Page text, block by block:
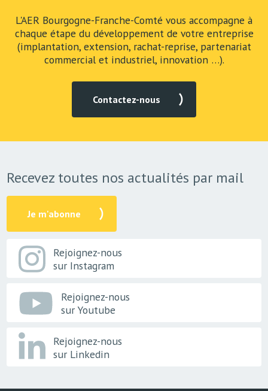
L'AER Bourgogne-Franche-Comté vous accompagne à
chaque étape du développement de votre entreprise
(implantation, extension, rachat-reprise, partenariat
commercial et industriel, innovation …).
Contactez-nous
Recevez toutes nos actualités par mail
Je m'abonne
Rejoignez-nous
sur Instagram
Rejoignez-nous
sur Youtube
Rejoignez-nous
sur Linkedin